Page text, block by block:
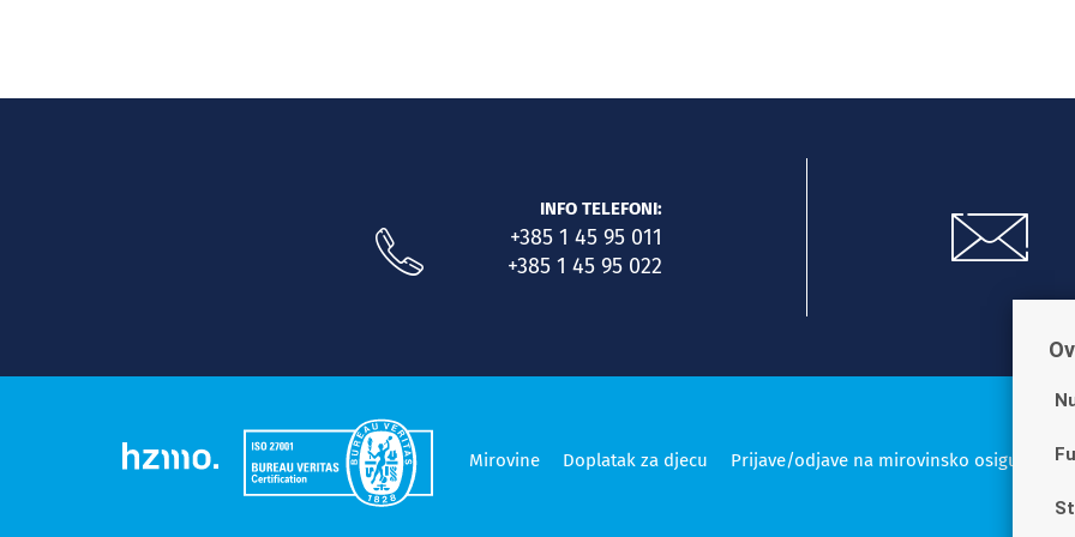
INFO TELEFONI:
+385 1 45 95 011
+385 1 45 95 022
Mirovine Doplatak za djecu Prijave/odjave na mirovinsko osiguranje